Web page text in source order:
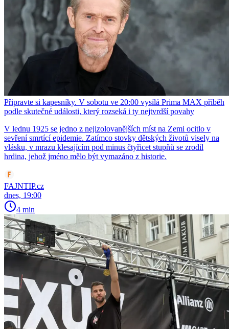
Připravte si kapesníky. V sobotu ve 20:00 vysílá Prima MAX příběh
podle skutečné události, který rozseká i ty nejtvrdší povahy
V lednu 1925 se jedno z nejizolovanějších míst na Zemi ocitlo v
sevření smrtící epidemie. Zatímco stovky dětských životů visely na
vlásku, v mrazu klesajícím pod minus čtyřicet stupňů se zrodil
hrdina, jehož jméno mělo být vymazáno z historie.
FAJNTIP.cz
dnes, 19:00
4 min